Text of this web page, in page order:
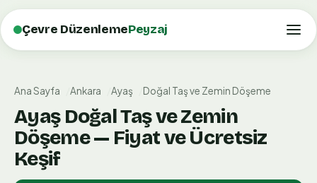
Çevre DüzenlemePeyzaj
Ana Sayfa Ankara Ayaş Doğal Taş ve Zemin Döşeme
Ayaş Doğal Taş ve Zemin
Döşeme — Fiyat ve Ücretsiz
Keşif